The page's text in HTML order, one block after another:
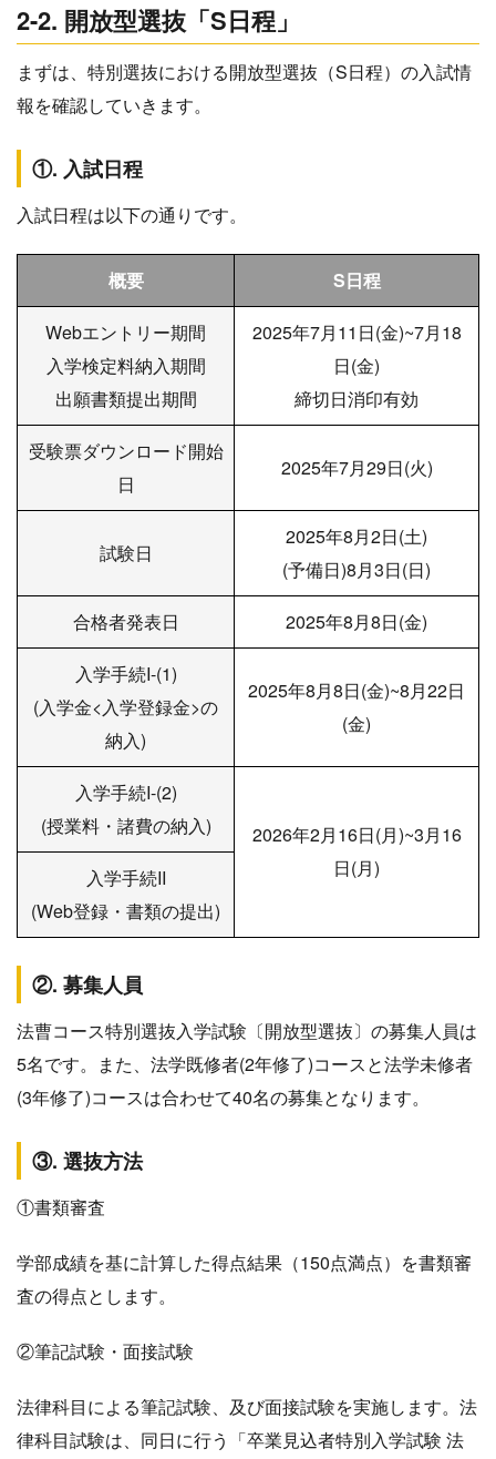
2-2. 開放型選抜「S日程」
まずは、特別選抜における開放型選抜（S日程）の入試情
報を確認していきます。
①. 入試日程
入試日程は以下の通りです。
概要 S日程
Webエントリー期間
入学検定料納入期間
出願書類提出期間
2025年7月11日(金)~7月18
日(金)
締切日消印有効
受験票ダウンロード開始
日
2025年7月29日(火)
試験日
2025年8月2日(土)
(予備日)8月3日(日)
合格者発表日 2025年8月8日(金)
入学手続I-(1)
(入学金<入学登録金>の
納入)
2025年8月8日(金)~8月22日
(金)
入学手続I-(2)
(授業料・諸費の納入)
2026年2月16日(月)~3月16
日(月)
入学手続II
(Web登録・書類の提出)
②. 募集人員
法曹コース特別選抜入学試験〔開放型選抜〕の募集人員は
5名です。また、法学既修者(2年修了)コースと法学未修者
(3年修了)コースは合わせて40名の募集となります。
③. 選抜方法
①書類審査
学部成績を基に計算した得点結果（150点満点）を書類審
査の得点とします。
②筆記試験・面接試験
法律科目による筆記試験、及び面接試験を実施します。法
律科目試験は、同日に行う「卒業見込者特別入学試験 法